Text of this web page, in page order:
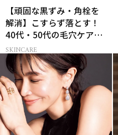
【頑固な黒ずみ・角栓を
解消】こすらず落とす！
40代・50代の毛穴ケア4
選
SKINCARE